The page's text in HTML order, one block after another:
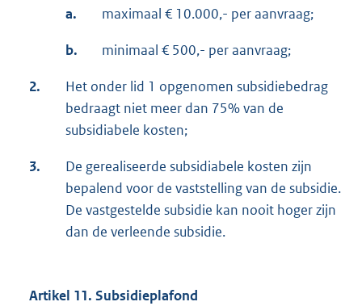
a. maximaal € 10.000,- per aanvraag;
b. minimaal € 500,- per aanvraag;
2.
Het onder lid 1 opgenomen subsidiebedrag
bedraagt niet meer dan 75% van de
subsidiabele kosten;
3.
De gerealiseerde subsidiabele kosten zijn
bepalend voor de vaststelling van de subsidie.
De vastgestelde subsidie kan nooit hoger zijn
dan de verleende subsidie.
Artikel 11. Subsidieplafond